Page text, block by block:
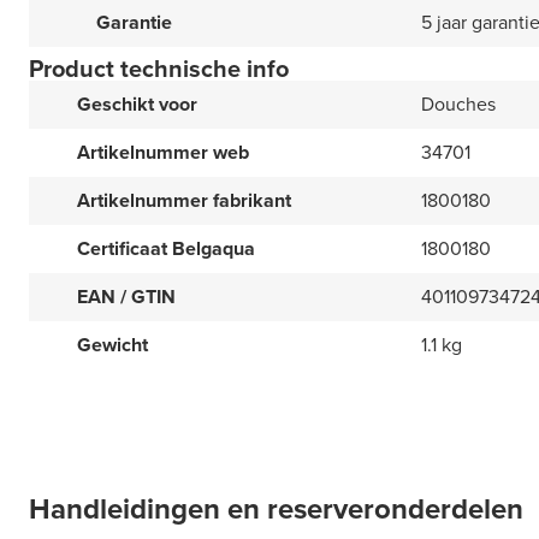
Garantie 5 jaar garantie
Product technische info
Geschikt voor
Douches
Artikelnummer web
34701
Artikelnummer fabrikant
1800180
Certificaat Belgaqua
1800180
EAN / GTIN
Gewicht
1.1 kg
Handleidingen en reserveronderdelen